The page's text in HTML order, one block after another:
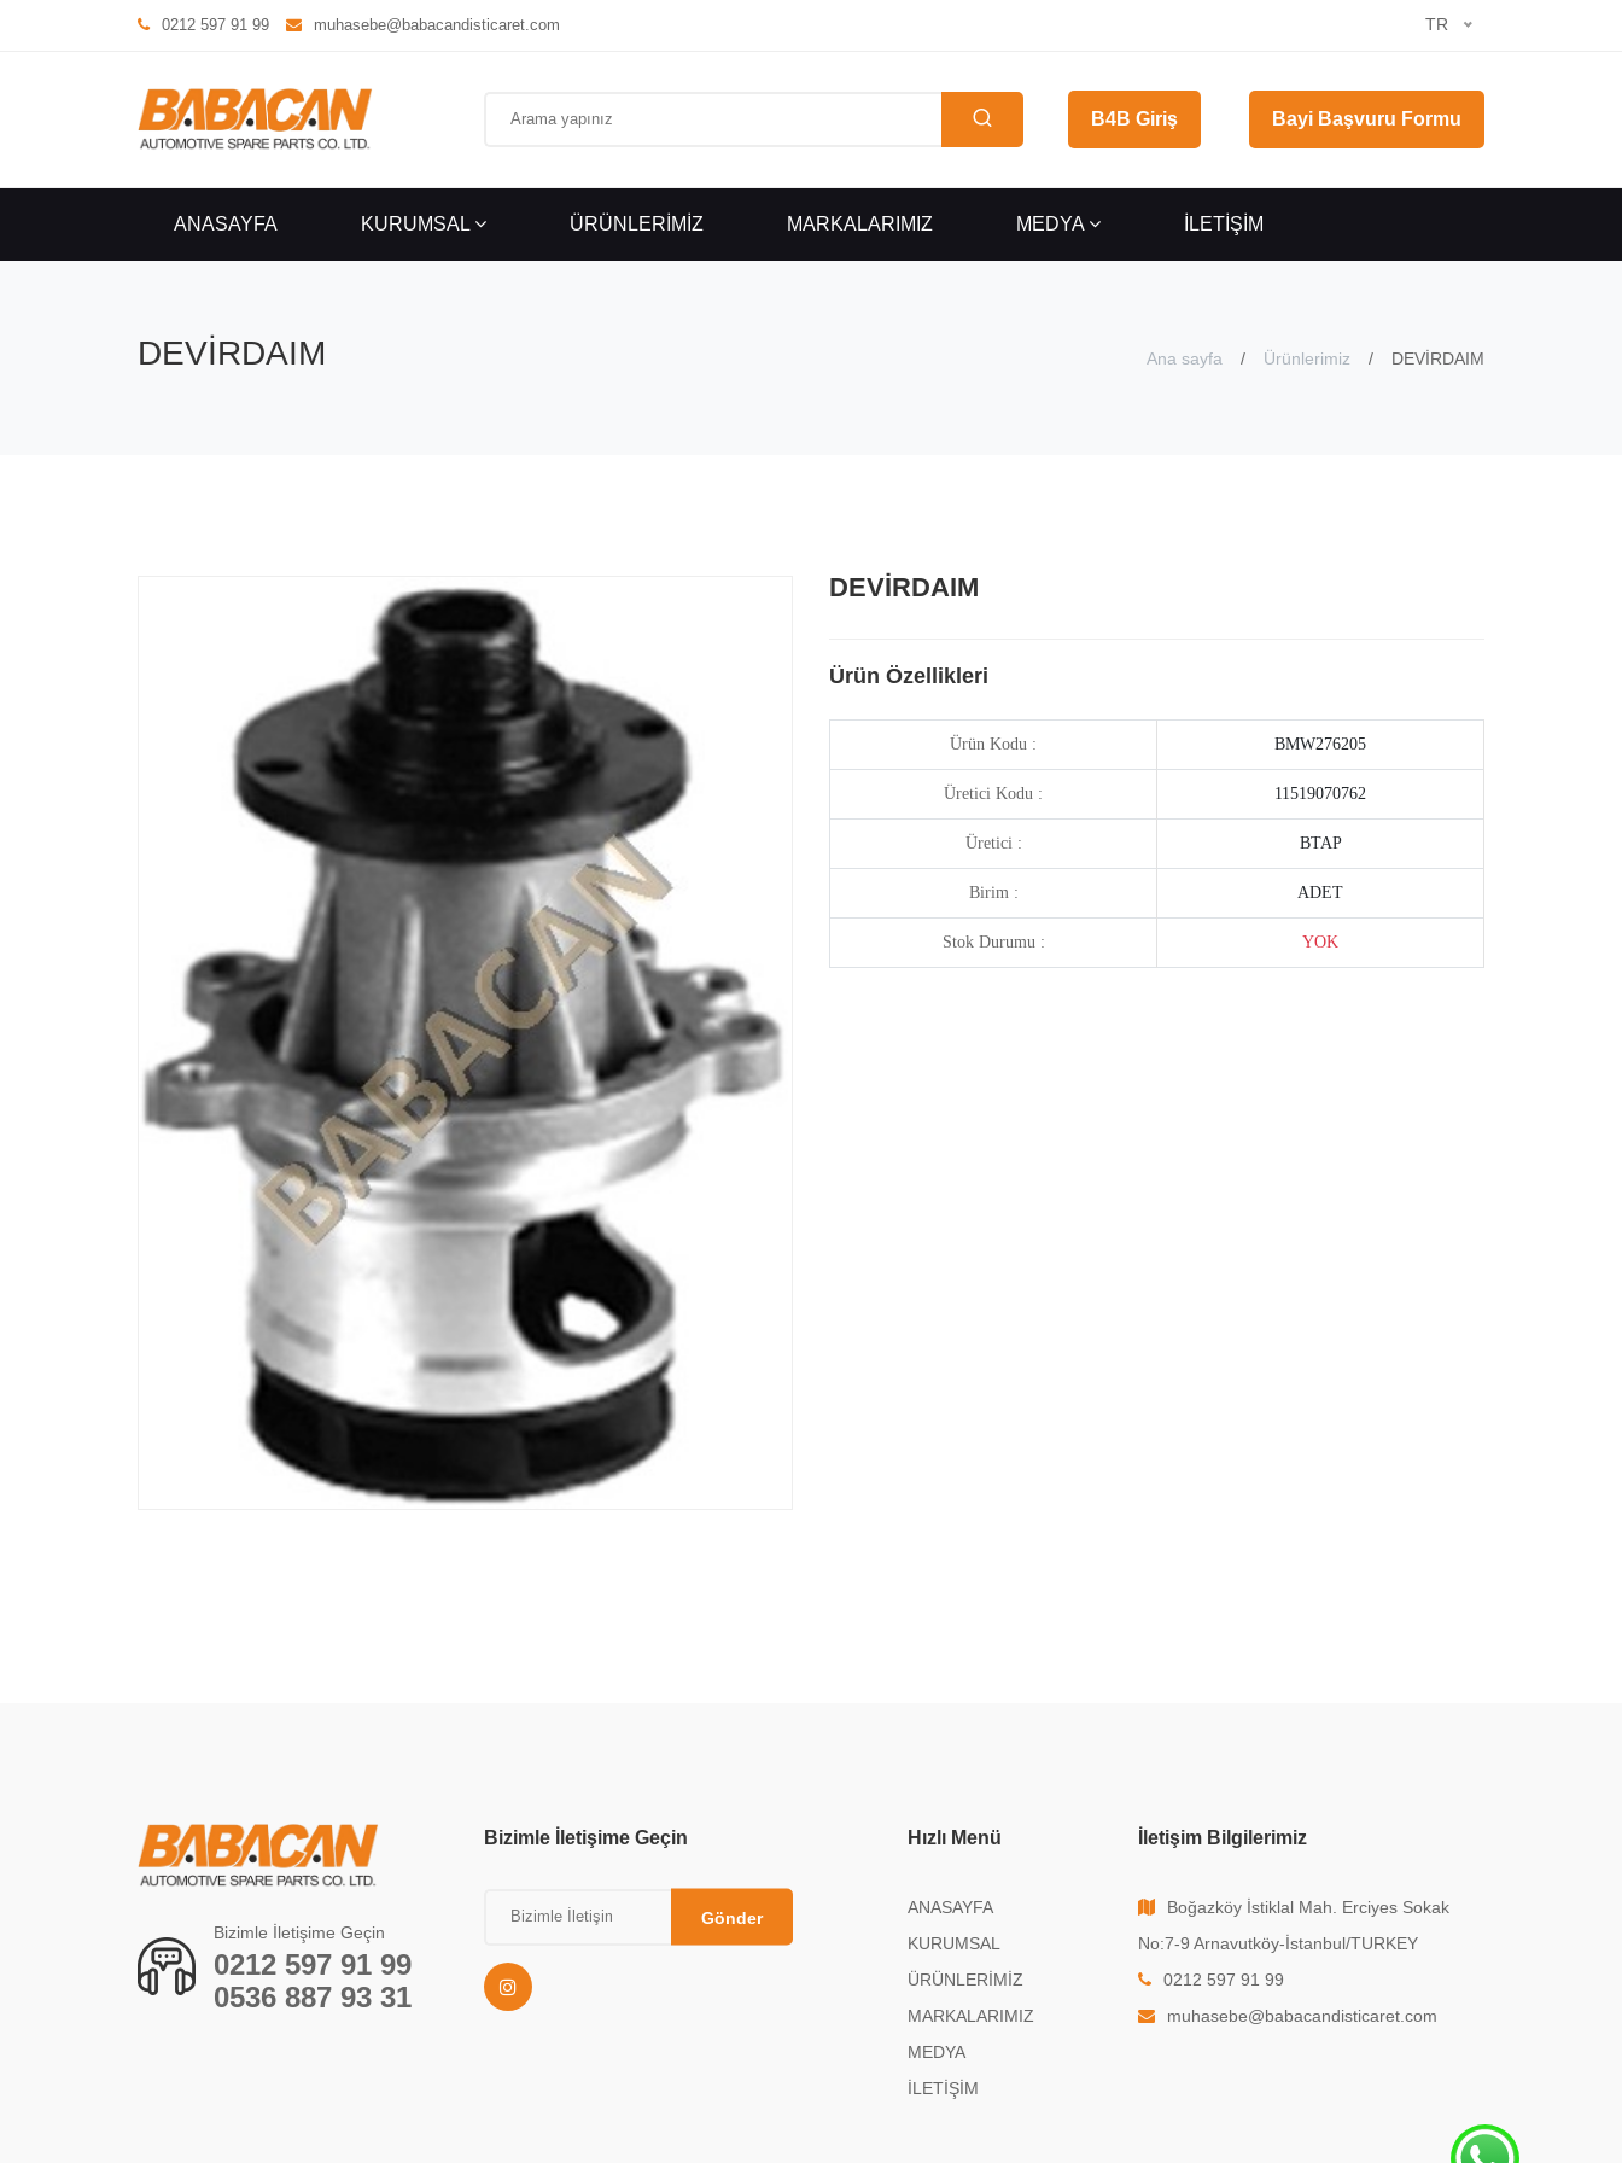
0212 597 91 99 muhasebe@babacandisticaret.com TR
B4B Giriş Bayi Başvuru Formu
ANASAYFA KURUMSAL ÜRÜNLERİMİZ MARKALARIMIZ MEDYA İLETİŞİM
DEVİRDAIM Ana sayfa Ürünlerimiz DEVİRDAIM
DEVİRDAIM
Ürün Özellikleri
Ürün Kodu : BMW276205
Üretici Kodu : 11519070762
Üretici : BTAP
Birim : ADET
Stok Durumu : YOK
Bizimle İletişime Geçin
0212 597 91 99
0536 887 93 31
Bizimle İletişime Geçin
Gönder
Hızlı Menü
ANASAYFA
KURUMSAL
ÜRÜNLERİMİZ
MARKALARIMIZ
MEDYA
İLETİŞİM
İletişim Bilgilerimiz
Boğazköy İstiklal Mah. Erciyes Sokak
No:7-9 Arnavutköy-İstanbul/TURKEY
0212 597 91 99
muhasebe@babacandisticaret.com